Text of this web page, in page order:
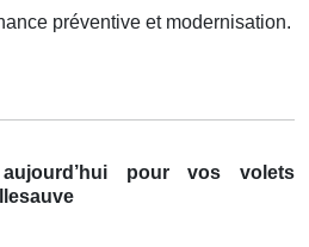
préventive et modernisation.
pour vos volets